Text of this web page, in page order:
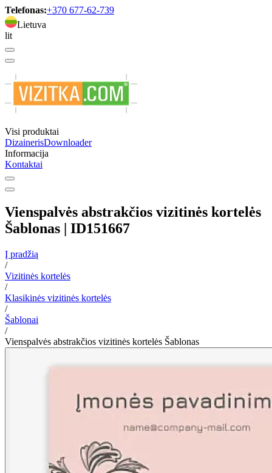
Telefonas:+370 677-62-739
Lietuva
lit
Visi produktai
DizainerisDownloader
Informacija
Kontaktai
Vienspalvės abstrakčios vizitinės kortelės
Šablonas | ID151667
Į pradžią
/
Vizitinės kortelės
/
Klasikinės vizitinės kortelės
/
Šablonai
/
Vienspalvės abstrakčios vizitinės kortelės Šablonas